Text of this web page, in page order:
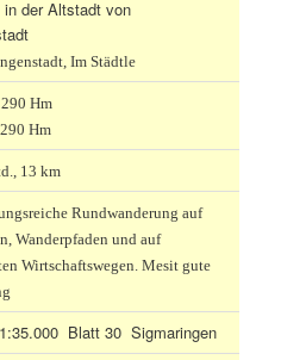
in der Altstadt von
Im Städtle
Hm
Hm
13 km
Rundwanderung auf
Wanderpfaden und auf
Wirtschaftswegen. Mesit gute
Blatt 30 Sigmaringen